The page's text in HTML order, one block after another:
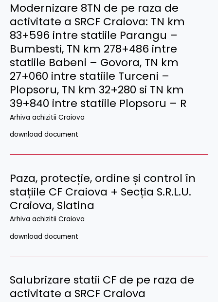
Modernizare 8TN de pe raza de
activitate a SRCF Craiova: TN km
83+596 intre statiile Parangu –
Bumbesti, TN km 278+486 intre
statiile Babeni – Govora, TN km
27+060 intre statiile Turceni –
Plopsoru, TN km 32+280 si TN km
39+840 intre statiile Plopsoru – R
Arhiva achizitii Craiova
download document
Paza, protecție, ordine și control în
stațiile CF Craiova + Secția S.R.L.U.
Craiova, Slatina
Arhiva achizitii Craiova
download document
Salubrizare statii CF de pe raza de
activitate a SRCF Craiova